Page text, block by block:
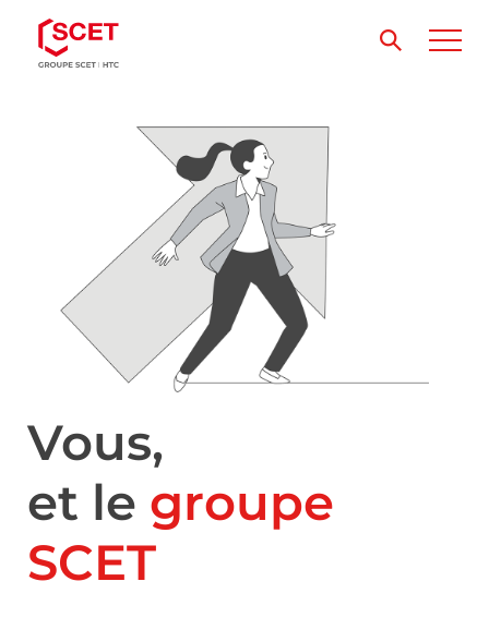
Vous,
et le groupe
SCET